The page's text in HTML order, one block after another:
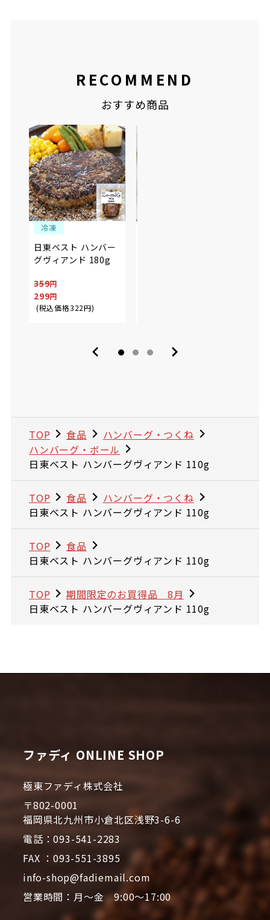
RECOMMEND
おすすめ商品
冷凍
日東ベスト ハンバー
グヴィアンド 180g
359
299
(税込価格322円)
TOP 食品
ハンバーグ・つくね
ハンバーグ・ボール
日東ベスト ハンバーグヴィアンド 110g
TOP 食品
ハンバーグ・つくね
日東ベスト ハンバーグヴィアンド 110g
TOP
食品
日東ベスト ハンバーグヴィアンド 110g
TOP
期間限定のお買得品 8月
日東ベスト ハンバーグヴィアンド 110g
ファディ ONLINE SHOP
極東ファディ株式会社
〒802-0001
福岡県北九州市小倉北区浅野3-6-6
電話：093-541-2283
FAX ：093-551-3895
info-shop@fadiemail.com
営業時間：月～金 9:00～17:00